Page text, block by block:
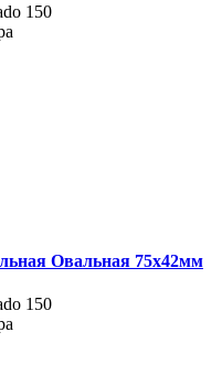
150
Овальная 75х42мм
150